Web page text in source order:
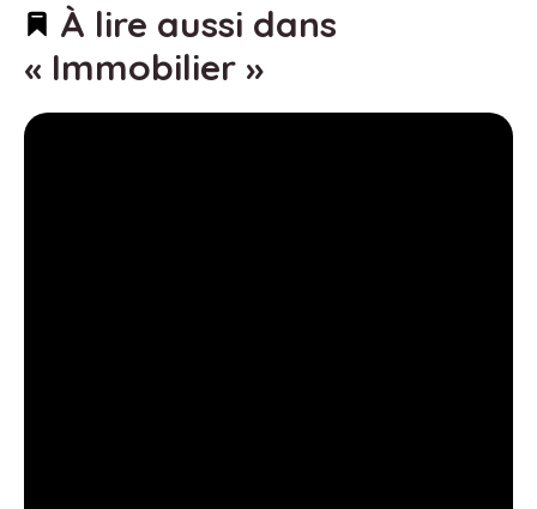
À lire aussi dans
« Immobilier »